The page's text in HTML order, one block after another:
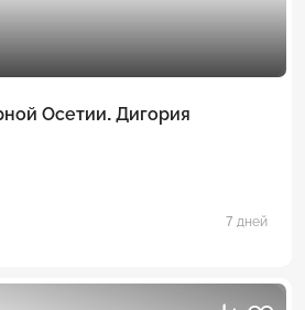
Осетии. Дигория
7 дней